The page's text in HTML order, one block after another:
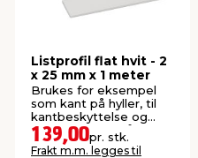
Listprofil flat hvit - 2
x 25 mm x 1 meter
Brukes for eksempel
som kant på hyller, til
kantbeskyttelse og
dekorative formål.
139,00pr. stk.
Frakt m.m. legges til